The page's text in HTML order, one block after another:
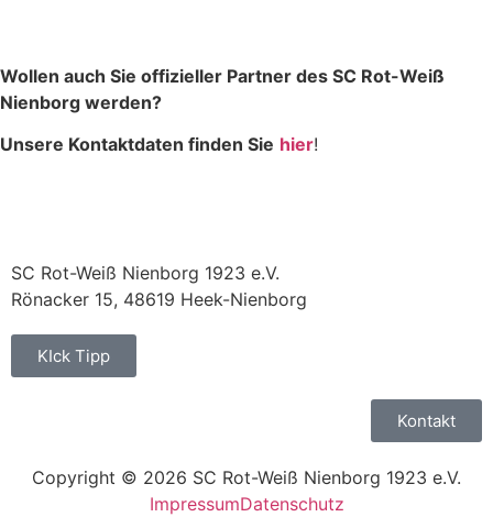
Wollen auch Sie offizieller Partner des SC Rot-Weiß
Nienborg werden?
Unsere Kontaktdaten finden Sie hier!
SC Rot-Weiß Nienborg 1923 e.V.
Rönacker 15, 48619 Heek-Nienborg
KIck Tipp
Kontakt
Copyright © 2026 SC Rot-Weiß Nienborg 1923 e.V.
ImpressumDatenschutz